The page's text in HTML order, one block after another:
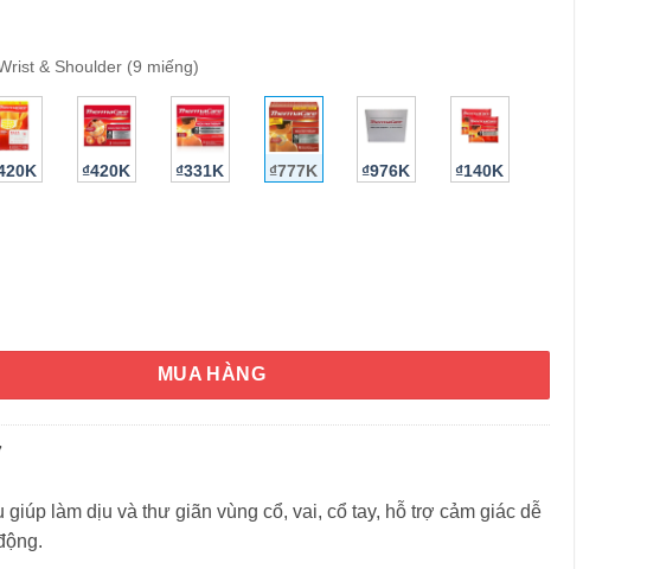
& Shoulder (9 miếng)
₫420K ₫331K ₫777K ₫976K ₫140K
ThermaCare HeatWraps Neck, Wrist and Shoulder 9 miếng (cổ, cổ tay, vai) số
MUA HÀNG
giúp làm dịu và thư giãn vùng cổ, vai, cổ tay, hỗ trợ cảm giác dễ